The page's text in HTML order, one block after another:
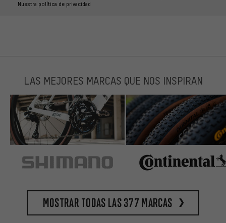
Nuestra política de privacidad
LAS MEJORES MARCAS QUE NOS INSPIRAN
Mostrar todas las 377 marcas